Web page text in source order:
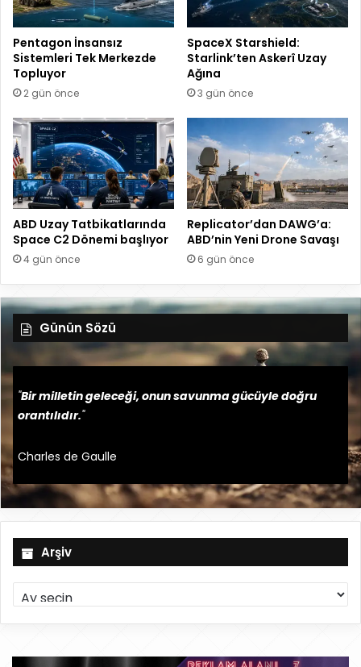
Pentagon İnsansız
Sistemleri Tek Merkezde
Topluyor
2 gün önce
SpaceX Starshield:
Starlink’ten Askerî Uzay
Ağına
3 gün önce
ABD Uzay Tatbikatlarında
Space C2 Dönemi başlıyor
4 gün önce
Replicator’dan DAWG’a:
ABD’nin Yeni Drone Savaşı
6 gün önce
Günün Sözü
"Bir milletin geleceği, onun savunma gücüyle doğru
orantılıdır."
Charles de Gaulle
Arşiv
r
ş
v